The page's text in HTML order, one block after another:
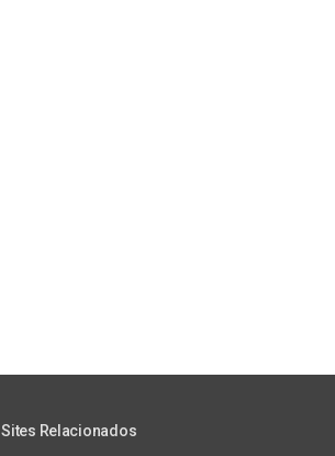
Sites Relacionados